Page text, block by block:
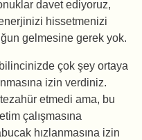
davet ediyoruz,
hissetmenizi
gelmesine gerek yok.
çok şey ortaya
izin verdiniz.
etmedi ama, bu
çalışmasına
hızlanmasına izin